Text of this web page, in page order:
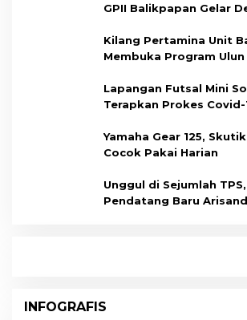
GPII Balikpapan Gelar
Kilang Pertamina Unit
Membuka Program
Lapangan Futsal Mini
Terapkan Prokes Covid-
Yamaha Gear 125,
Cocok Pakai Harian
Unggul di Sejumlah
Pendatang Baru
INFOGRAFIS